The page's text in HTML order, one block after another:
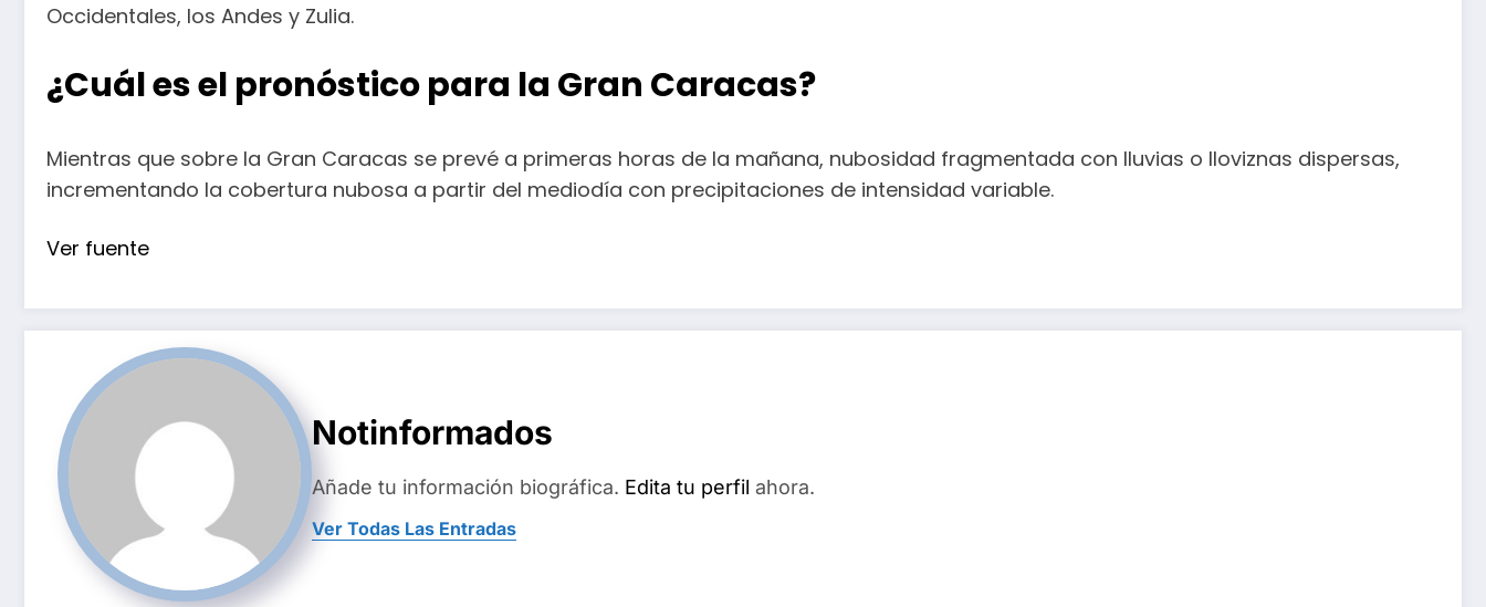
Occidentales, los Andes y Zulia.
¿Cuál es el pronóstico para la Gran Caracas?
Mientras que sobre la Gran Caracas se prevé a primeras horas de la mañana, nubosidad fragmentada con lluvias o lloviznas dispersas,
incrementando la cobertura nubosa a partir del mediodía con precipitaciones de intensidad variable.
Ver fuente
Notinformados
Añade tu información biográfica. Edita tu perfil ahora.
Ver Todas Las Entradas